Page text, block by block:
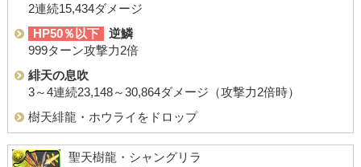
2連続15,434ダメージ
HP50％以下
逆鱗
999ターン攻撃力2倍
緋天の息吹
3～4連続23,148～30,864ダメージ（攻撃力2倍時）
樹天緋龍・ホウライをドロップ
聖天樹龍・シャングリラ